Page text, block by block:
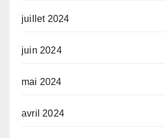
juillet 2024
juin 2024
mai 2024
avril 2024